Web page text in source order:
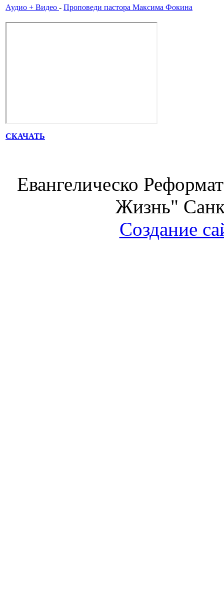
Аудио + Видео - Проповеди пастора Максима Фокина
СКАЧАТЬ
Евангелическо
Жизнь"
Создание